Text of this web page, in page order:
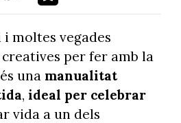
moltes vegades
per fer amb la
una manualitat
, ideal per celebrar
vida a un dels